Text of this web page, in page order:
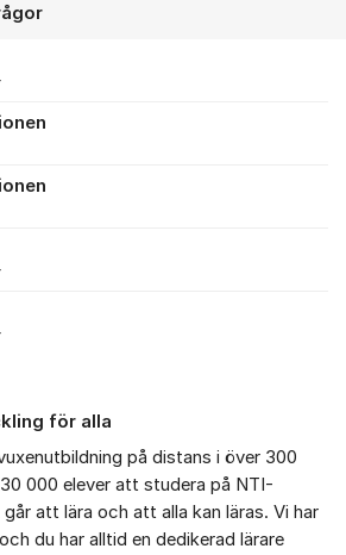
för alla
på distans i över 300
30 000 elever att studera på NTI-
att lära och att alla kan läras. Vi har
du har alltid en dedikerad lärare